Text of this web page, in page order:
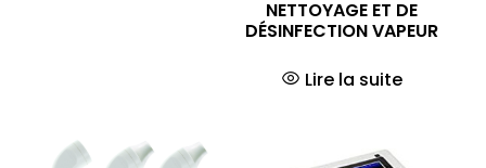
NETTOYAGE ET DE
DÉSINFECTION VAPEUR
Lire la suite